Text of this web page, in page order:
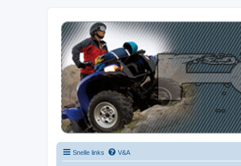
| QFB |
Hét quadforum van de Benelux
Snelle links V&A